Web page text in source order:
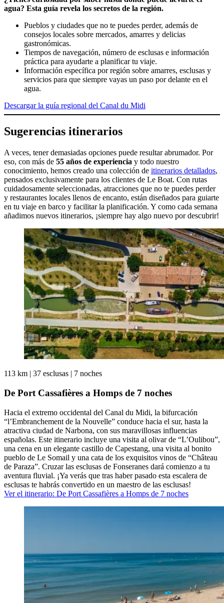
agua? Esta guía revela los secretos de la región.
Pueblos y ciudades que no te puedes perder, además de
consejos locales sobre mercados, amarres y delicias
gastronómicas.
Tiempos de navegación, número de esclusas e información
práctica para ayudarte a planificar tu viaje.
Información específica por región sobre amarres, esclusas y
servicios para que siempre vayas un paso por delante en el
agua.
Descargar la guía regional del Canal du Midi
Sugerencias itinerarios
A veces, tener demasiadas opciones puede resultar abrumador. Por
eso, con más de 55 años de experiencia y todo nuestro
conocimiento, hemos creado una colección de itinerarios detallados,
pensados exclusivamente para los clientes de Le Boat. Con rutas
cuidadosamente seleccionadas, atracciones que no te puedes perder
y restaurantes locales llenos de encanto, están diseñados para guiarte
en tu viaje en barco y facilitar la planificación. Y como cada semana
añadimos nuevos itinerarios, ¡siempre hay algo nuevo por descubrir!
113 km | 37 esclusas | 7 noches
De Port Cassafières a Homps de 7 noches
Hacia el extremo occidental del Canal du Midi, la bifurcación
“l’Embranchement de la Nouvelle” conduce hacia el sur, hasta la
atractiva ciudad de Narbona, con sus maravillosas influencias
españolas. Este itinerario incluye una visita al olivar de “L’Oulibou”,
una cena en un elegante castillo de Capestang, una visita al bonito
pueblo de Le Somail y una cata de los exquisitos vinos de “Château
de Paraza”. Cruzar las esclusas de Fonseranes dará comienzo a tu
aventura fluvial. ¡Ya verás que tras haber pasado esta escalera de
esclusas te habrás convertido en un maestro de las esclusas!
Ver el itinerario: De Port Cassafières a Homps de 7 noches